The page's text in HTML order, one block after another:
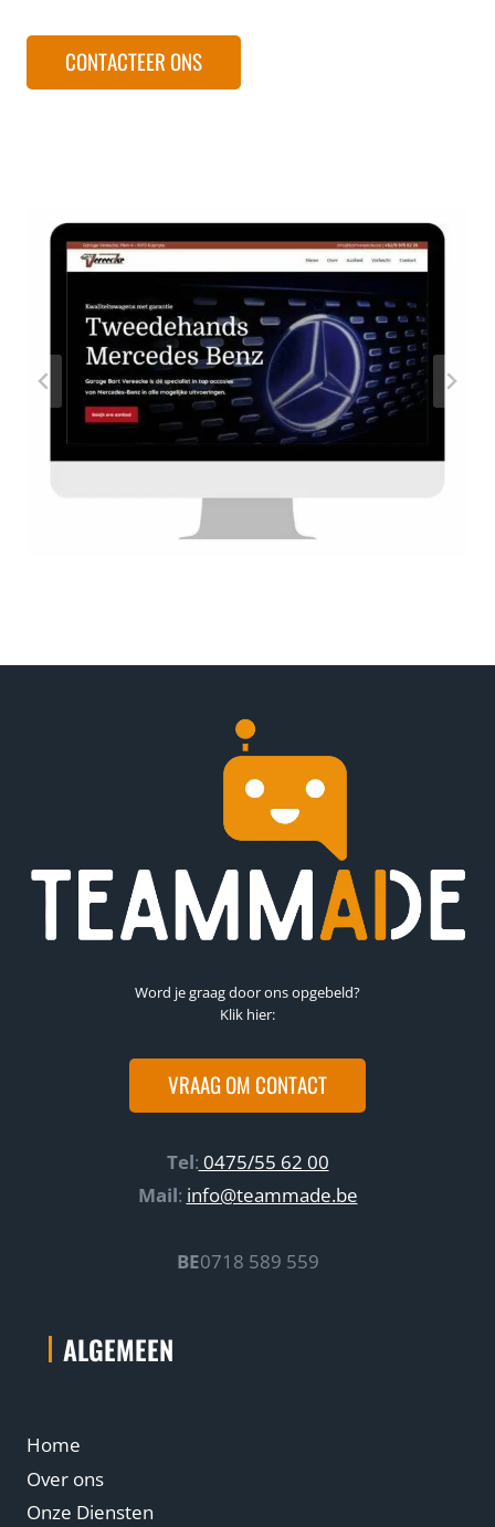
CONTACTEER ONS
Word je graag door ons opgebeld?
Klik hier:
VRAAG OM CONTACT
Tel: 0475/55 62 00
Mail: info@teammade.be
BE0718 589 559
ALGEMEEN
Home
Over ons
Onze Diensten